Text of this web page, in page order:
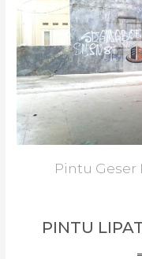
Pintu Geser
PINTU